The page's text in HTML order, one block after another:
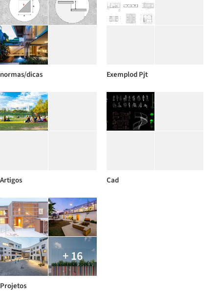
normas/dicas Exemplod Pjt
Artigos Cad
+ 16
Projetos